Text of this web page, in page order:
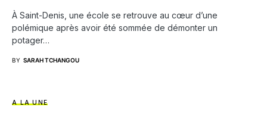
À Saint-Denis, une école se retrouve au cœur d’une
polémique après avoir été sommée de démonter un
potager…
BY SARAH TCHANGOU
A LA UNE